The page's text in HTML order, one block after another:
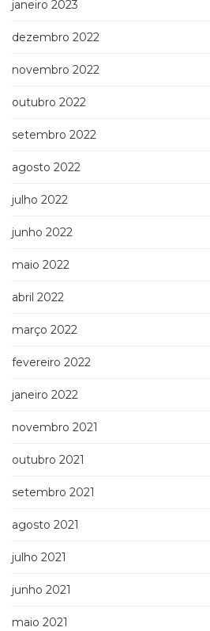
janeiro 2023
dezembro 2022
novembro 2022
outubro 2022
setembro 2022
agosto 2022
julho 2022
junho 2022
maio 2022
abril 2022
março 2022
fevereiro 2022
janeiro 2022
novembro 2021
outubro 2021
setembro 2021
agosto 2021
julho 2021
junho 2021
maio 2021